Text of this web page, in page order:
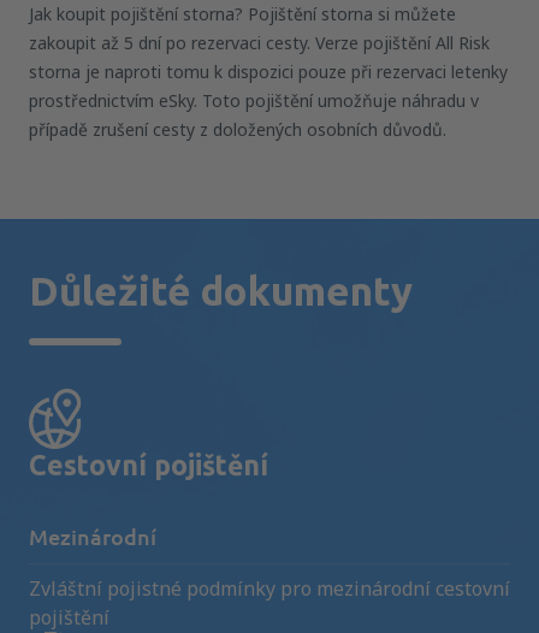
Jak koupit pojištění storna? Pojištění storna si můžete
zakoupit až 5 dní po rezervaci cesty. Verze pojištění All Risk
storna je naproti tomu k dispozici pouze při rezervaci letenky
prostřednictvím eSky. Toto pojištění umožňuje náhradu v
případě zrušení cesty z doložených osobních důvodů.
Důležité dokumenty
Cestovní pojištění
Mezinárodní
Zvláštní pojistné podmínky pro mezinárodní cestovní
pojištění